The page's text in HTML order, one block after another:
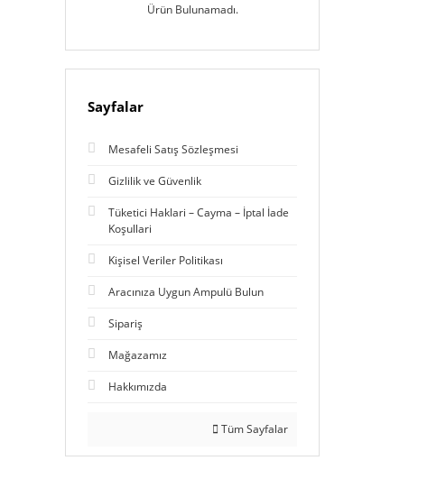
Ürün Bulunamadı.
Sayfalar
Mesafeli Satış Sözleşmesi
Gizlilik ve Güvenlik
Tüketici Haklari – Cayma – İptal İade
Koşullari
Kişisel Veriler Politikası
Aracınıza Uygun Ampulü Bulun
Sipariş
Mağazamız
Hakkımızda
Tüm Sayfalar